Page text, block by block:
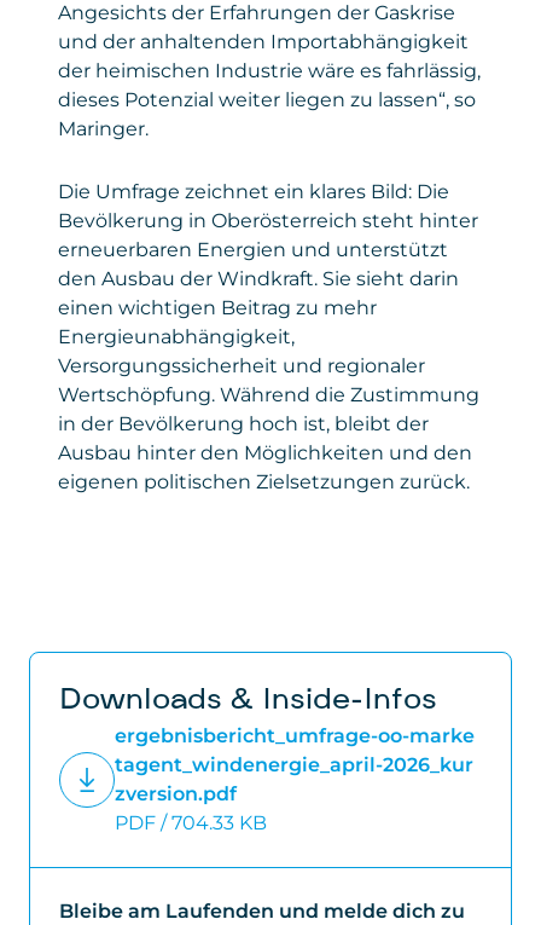
Angesichts der Erfahrungen der Gaskrise
und der anhaltenden Importabhängigkeit
der heimischen Industrie wäre es fahrlässig,
dieses Potenzial weiter liegen zu lassen“, so
Maringer.
Die Umfrage zeichnet ein klares Bild: Die
Bevölkerung in Oberösterreich steht hinter
erneuerbaren Energien und unterstützt
den Ausbau der Windkraft. Sie sieht darin
einen wichtigen Beitrag zu mehr
Energieunabhängigkeit,
Versorgungssicherheit und regionaler
Wertschöpfung. Während die Zustimmung
in der Bevölkerung hoch ist, bleibt der
Ausbau hinter den Möglichkeiten und den
eigenen politischen Zielsetzungen zurück.
Downloads & Inside-Infos
ergebnisbericht_umfrage-oo-marke
tagent_windenergie_april-2026_kur
zversion.pdf
PDF / 704.33 KB
Bleibe am Laufenden und melde dich zu